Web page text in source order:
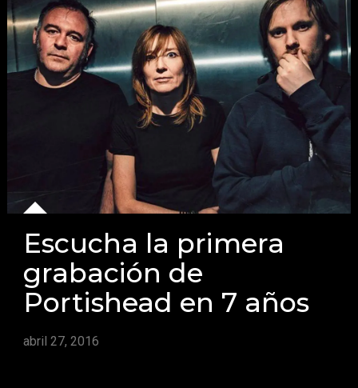
Escucha la primera
grabación de
Portishead en 7 años
abril 27, 2016